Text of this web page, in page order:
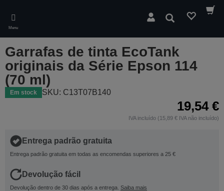
main
content
Menu
Pesquisar
Garrafas de tinta EcoTank
originais da Série Epson 114
(70 ml)
Em stock SKU: C13T07B140
19,54 €
IVA incluído (15,89 € IVA não incluído)
Entrega padrão gratuita
Entrega padrão gratuita em todas as encomendas superiores a 25 €
Devolução fácil
Devolução dentro de 30 dias após a entrega. Saiba mais